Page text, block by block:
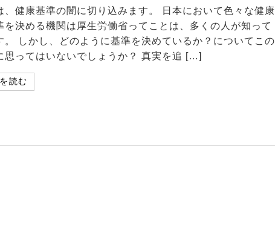
、健康基準の闇に切り込みます。 日本において色々な健康
を決める機関は厚生労働省ってことは、多くの人が知って
。 しかし、どのように基準を決めているか？についてこの
思ってはいないでしょうか？ 真実を追 […]
読む